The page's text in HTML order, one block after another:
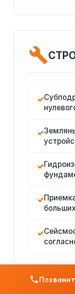
✓
✓
✓
✓
✓